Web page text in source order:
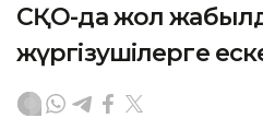
СҚО-да жол
жүргізушілерге